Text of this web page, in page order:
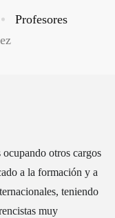
Profesores
otros cargos
a la formación y a
teniendo
muy